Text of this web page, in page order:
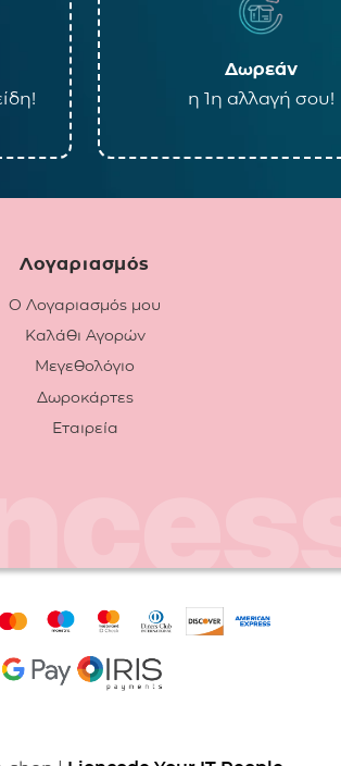
Δωρεάν
η 1η αλλαγή σου!
Λογαριασμός
Ο Λογαριασμός μου
Καλάθι Αγορών
Μεγεθολόγιο
Δωροκάρτες
Εταιρεία